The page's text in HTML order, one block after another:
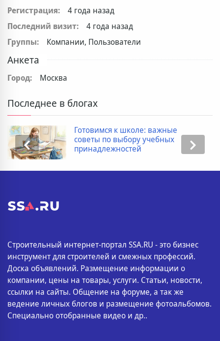
Регистрация:
4 года назад
Последний визит:
4 года назад
Группы:
Компании, Пользователи
Анкета
Город: Москва
Последнее в блогах
Готовимся к школе: важные
советы по выбору учебных
принадлежностей
Строительный интернет-портал SSA.RU - это бизнес
инструмент для строителей и смежных профессий.
Доска объявлений. Размещение информации о
компании, цены на товары, услуги. Статьи, новости,
ссылки на сайты. Общение на форуме, а так же
ведение личных блогов и размещение фотоальбомов.
Специально отобранные видео и др..